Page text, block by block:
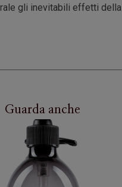
gli inevitabili effetti della
Guarda anche